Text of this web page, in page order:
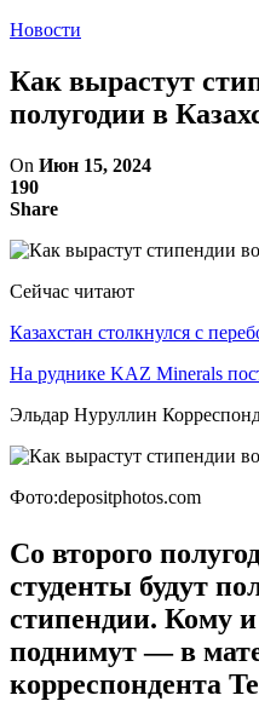
Новости
Как вырастут
полугодии в
On Июн 15, 2024
190
Share
Сейчас читают
Казахстан столкнулся с
На руднике KAZ Minerals
Эльдар Нуруллин
Фото:depositphotos.com
Со второго
студенты будут
стипендии. Кому
поднимут — в
корреспондента